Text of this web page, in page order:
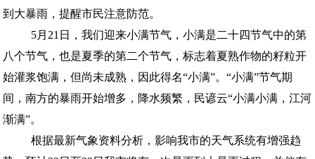
到大暴雨，提醒市民注意防范。
5月21日，我们迎来小满节气，小满是二十四节气中的第
八个节气，也是夏季的第二个节气，标志着夏熟作物的籽粒开
始灌浆饱满，但尚未成熟，因此得名“小满”。“小满”节气期
间，南方的暴雨开始增多，降水频繁，民谚云“小满小满，江河
渐满”。
根据最新气象资料分析，影响我市的天气系统有增强趋